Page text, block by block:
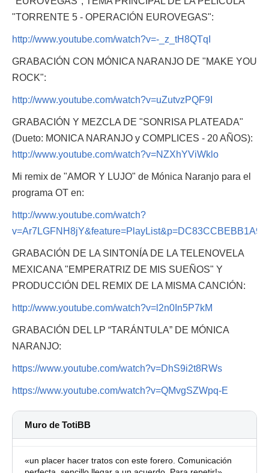
"TORRENTE 5 - OPERACIÓN EUROVEGAS":
http://www.youtube.com/watch?v=-_z_tH8QTqI
GRABACIÓN CON MÓNICA NARANJO DE "MAKE YOU
ROCK":
http://www.youtube.com/watch?v=uZutvzPQF9I
GRABACIÓN Y MEZCLA DE "SONRISA PLATEADA"
(Dueto: MONICA NARANJO y COMPLICES - 20 AÑOS):
http://www.youtube.com/watch?v=NZXhYViWklo
Mi remix de "AMOR Y LUJO" de Mónica Naranjo para el
programa OT en:
http://www.youtube.com/watch?
GRABACIÓN DE LA SINTONÍA DE LA TELENOVELA
MEXICANA "EMPERATRIZ DE MIS SUEÑOS" Y
PRODUCCIÓN DEL REMIX DE LA MISMA CANCIÓN:
http://www.youtube.com/watch?v=l2n0In5P7kM
GRABACIÓN DEL LP “TARÁNTULA” DE MÓNICA
NARANJO:
https://www.youtube.com/watch?v=DhS9i2t8RWs
https://www.youtube.com/watch?v=QMvgSZWpq-E
Muro de TotiBB
«un placer hacer tratos con este forero. Comunicación